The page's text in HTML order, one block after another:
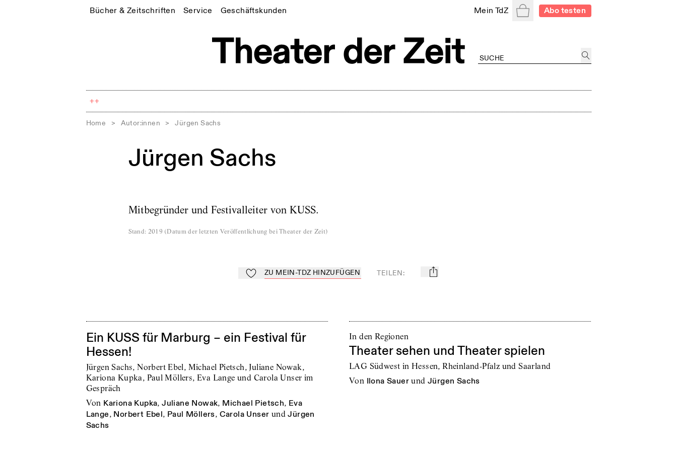
Bücher & Zeitschriften Service Geschäftskunden Mein TdZ WarenkorbAbo testen
++
Home > Autor:innen > Jürgen Sachs
Jürgen Sachs
Mitbegründer und Festivalleiter von KUSS.
Stand: 2019 (Datum der letzten Veröffentlichung bei Theater der Zeit)
Zu Mein-TdZ hinzufügen
ZU MEIN-TDZ HINZUFÜGEN TEILEN: mail
Ein KUSS für Marburg – ein Festival für
Hessen!
Jürgen Sachs, Norbert Ebel, Michael Pietsch, Juliane Nowak,
Kariona Kupka, Paul Möllers, Eva Lange und Carola Unser im
Gespräch
von Kariona Kupka,Juliane Nowak, Michael Pietsch, Eva
Lange, Norbert Ebel, Paul Möllers, Carola Unser und Jürgen
Sachs
In den Regionen
Theater sehen und Theater spielen
LAG Südwest in Hessen, Rheinland-Pfalz und Saarland
von Ilona Sauer und Jürgen Sachs